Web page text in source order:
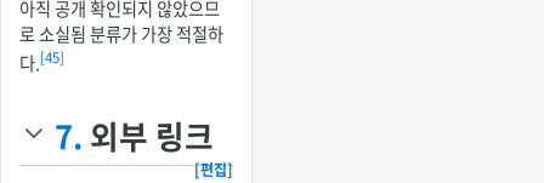
아직 공개 확인되지 않았으므
로 소실됨 분류가 가장 적절하
다.[45]
7. 외부 링크
[편집]